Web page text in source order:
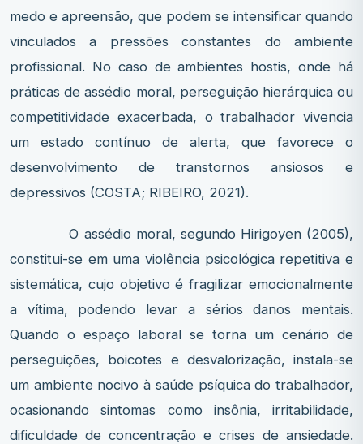
medo e apreensão, que podem se intensificar quando
vinculados a pressões constantes do ambiente
profissional. No caso de ambientes hostis, onde há
práticas de assédio moral, perseguição hierárquica ou
competitividade exacerbada, o trabalhador vivencia
um estado contínuo de alerta, que favorece o
desenvolvimento de transtornos ansiosos e
depressivos (COSTA; RIBEIRO, 2021).
O assédio moral, segundo Hirigoyen (2005),
constitui-se em uma violência psicológica repetitiva e
sistemática, cujo objetivo é fragilizar emocionalmente
a vítima, podendo levar a sérios danos mentais.
Quando o espaço laboral se torna um cenário de
perseguições, boicotes e desvalorização, instala-se
um ambiente nocivo à saúde psíquica do trabalhador,
ocasionando sintomas como insônia, irritabilidade,
dificuldade de concentração e crises de ansiedade.